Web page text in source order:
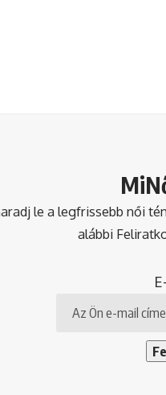
le a legfrissebb női
alábbi